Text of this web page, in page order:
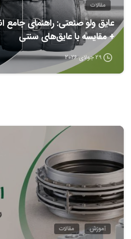
مقالات
عایق ولو صنعتی: راهنمای جامع
+ مقایسه با عایق‌های سنتی
29 جولای 2026
آموزش مقالات